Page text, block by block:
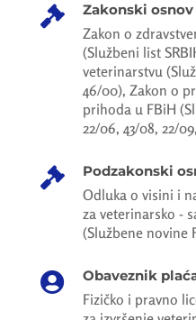
 Zakonski osnov
Zakon o
(Službeni list
veterinarstvu
46/00), Zakon o
prihoda u FBiH
22/06, 43/08, 22/
 Podzakonski
Odluka o visini i
za veterinarsko -
(Službene novine
 Obaveznik
Fizičko i pravno